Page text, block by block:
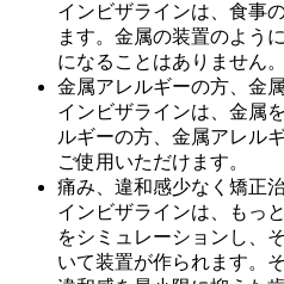
インビザラインは、食事
ます。金属の装置のよう
になることはありません。
金属アレルギーの方、金
インビザラインは、金属
ルギーの方、金属アレル
ご使用いただけます。
痛み、違和感少なく矯正
インビザラインは、もっ
をシミュレーションし、
いて装置が作られます。